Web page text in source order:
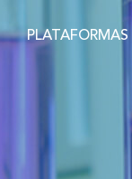
PLATAFORMAS